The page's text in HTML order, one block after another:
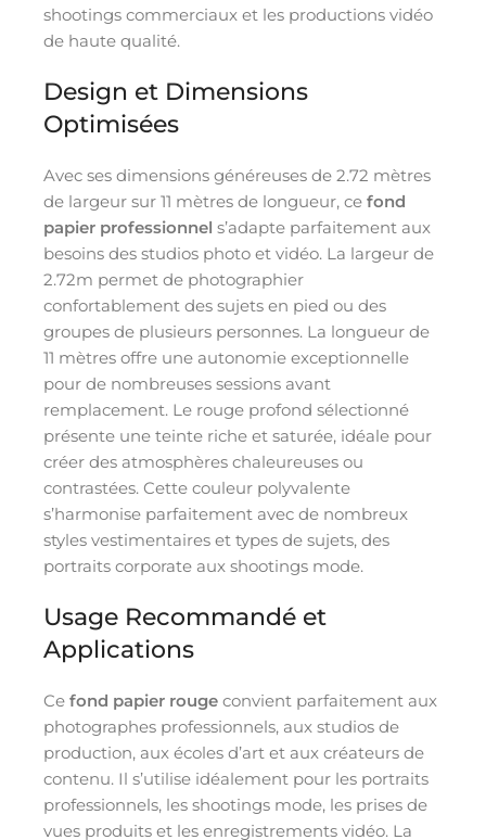
shootings commerciaux et les productions vidéo
de haute qualité.
Design et Dimensions
Optimisées
Avec ses dimensions généreuses de 2.72 mètres
de largeur sur 11 mètres de longueur, ce fond
papier professionnel s’adapte parfaitement aux
besoins des studios photo et vidéo. La largeur de
2.72m permet de photographier
confortablement des sujets en pied ou des
groupes de plusieurs personnes. La longueur de
11 mètres offre une autonomie exceptionnelle
pour de nombreuses sessions avant
remplacement. Le rouge profond sélectionné
présente une teinte riche et saturée, idéale pour
créer des atmosphères chaleureuses ou
contrastées. Cette couleur polyvalente
s’harmonise parfaitement avec de nombreux
styles vestimentaires et types de sujets, des
portraits corporate aux shootings mode.
Usage Recommandé et
Applications
Ce fond papier rouge convient parfaitement aux
photographes professionnels, aux studios de
production, aux écoles d’art et aux créateurs de
contenu. Il s’utilise idéalement pour les portraits
professionnels, les shootings mode, les prises de
vues produits et les enregistrements vidéo. La